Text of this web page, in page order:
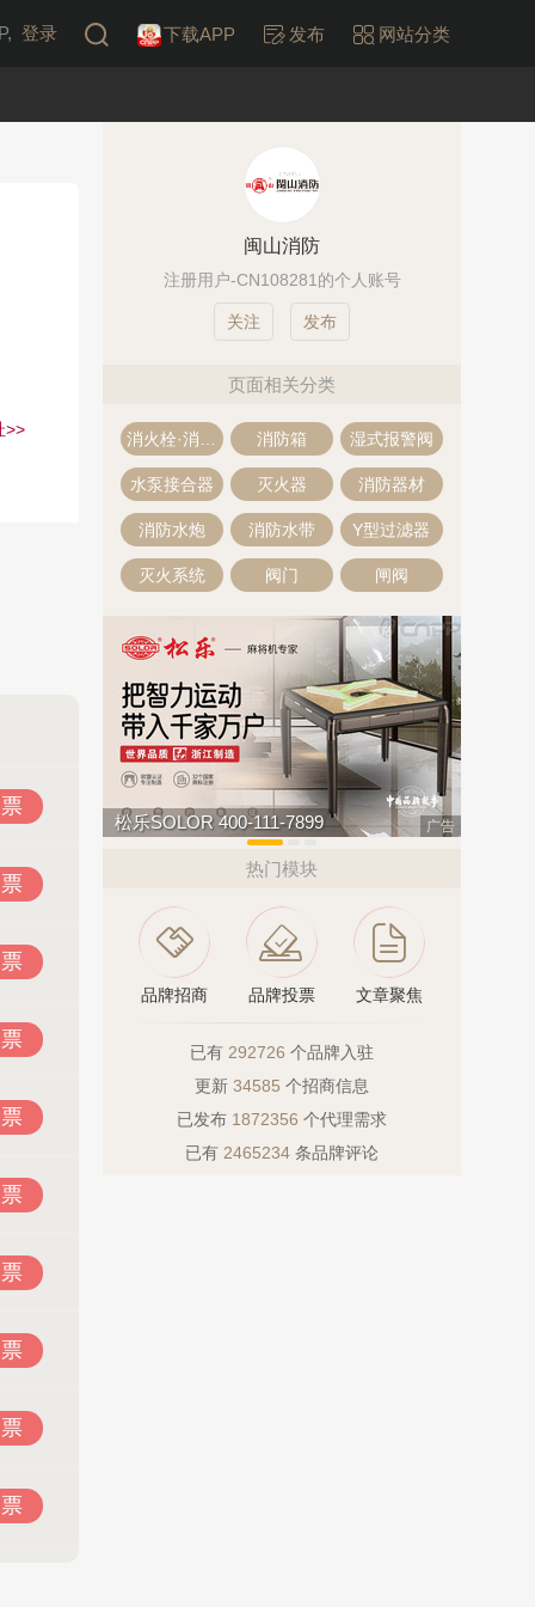
登录 下载APP 发布 网站分类
>>
闽山消防
注册用户-CN108281的个人账号
发布
页面相关分类
消防箱 湿式报警阀
水泵接合器 灭火器 消防器材
消防水炮 消防水带 Y型过滤器
灭火系统 阀门 闸阀
松乐SOLOR 400-111-7899 广告
热门模块
品牌招商 品牌投票 文章聚焦
已有 292726 个品牌入驻
更新 34585 个招商信息
已发布 1872356 个代理需求
已有 2465234 条品牌评论